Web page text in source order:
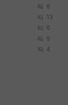
6
13
6
9
4